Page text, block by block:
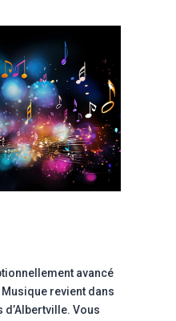
avancé
revient dans
d’Albertville. Vous